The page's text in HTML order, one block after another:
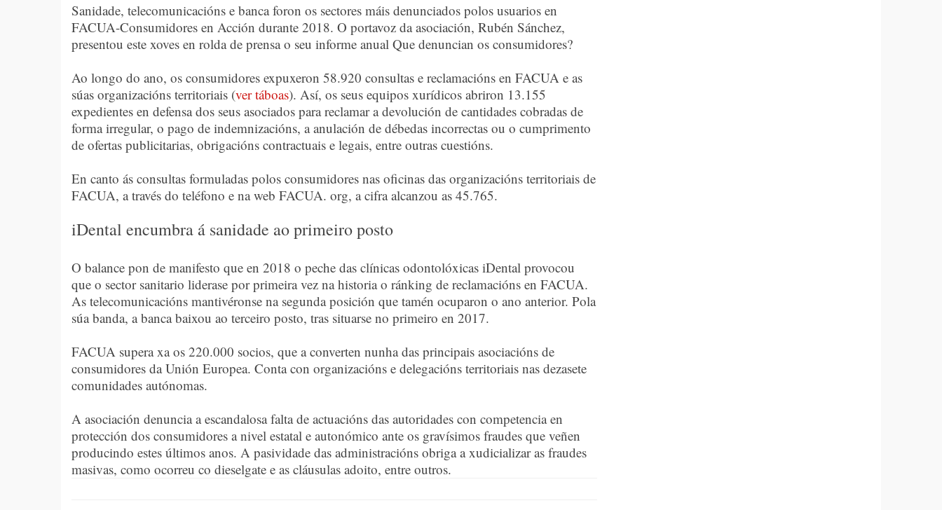
Sanidade, telecomunicacións e banca foron os sectores máis denunciados polos usuarios en
FACUA-Consumidores en Acción durante 2018. O portavoz da asociación, Rubén Sánchez,
presentou este xoves en rolda de prensa o seu informe anual Que denuncian os consumidores?
Ao longo do ano, os consumidores expuxeron 58.920 consultas e reclamacións en FACUA e as
súas organizacións territoriais (ver táboas). Así, os seus equipos xurídicos abriron 13.155
expedientes en defensa dos seus asociados para reclamar a devolución de cantidades cobradas de
forma irregular, o pago de indemnizacións, a anulación de débedas incorrectas ou o cumprimento
de ofertas publicitarias, obrigacións contractuais e legais, entre outras cuestións.
En canto ás consultas formuladas polos consumidores nas oficinas das organizacións territoriais de
FACUA, a través do teléfono e na web FACUA. org, a cifra alcanzou as 45.765.
iDental encumbra á sanidade ao primeiro posto
O balance pon de manifesto que en 2018 o peche das clínicas odontolóxicas iDental provocou
que o sector sanitario liderase por primeira vez na historia o ránking de reclamacións en FACUA.
As telecomunicacións mantivéronse na segunda posición que tamén ocuparon o ano anterior. Pola
súa banda, a banca baixou ao terceiro posto, tras situarse no primeiro en 2017.
FACUA supera xa os 220.000 socios, que a converten nunha das principais asociacións de
consumidores da Unión Europea. Conta con organizacións e delegacións territoriais nas dezasete
comunidades autónomas.
A asociación denuncia a escandalosa falta de actuacións das autoridades con competencia en
protección dos consumidores a nivel estatal e autonómico ante os gravísimos fraudes que veñen
producindo estes últimos anos. A pasividade das administracións obriga a xudicializar as fraudes
masivas, como ocorreu co dieselgate e as cláusulas adoito, entre outros.